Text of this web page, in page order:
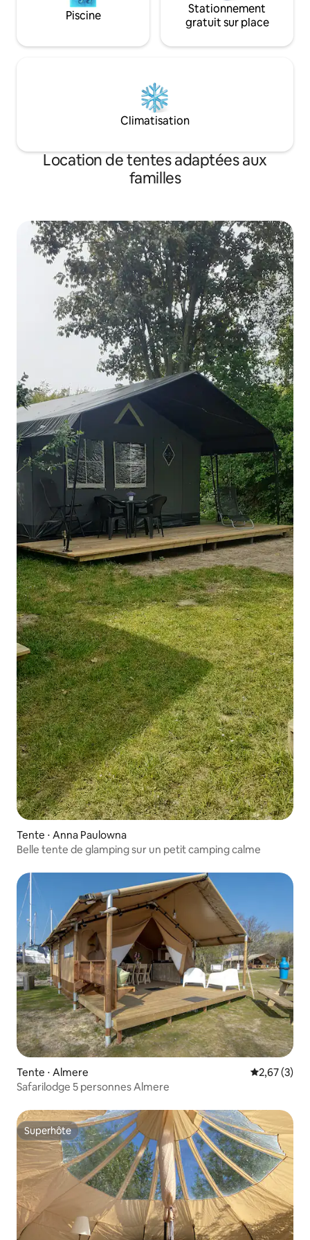
Piscine
Stationnement
gratuit sur place
Climatisation
Location de tentes adaptées aux
familles
Tente ⋅ Anna Paulowna
Belle tente de glamping sur un petit camping calme
Tente ⋅ Almere Évaluation
2,67 (3)
Safarilodge 5 personnes Almere
Superhôte
Superhôte